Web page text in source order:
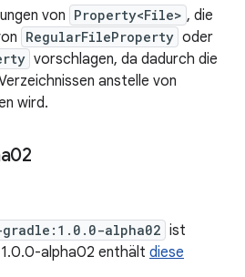
von Property<File> , die
RegularFileProperty oder
vorschlagen, da dadurch die
anstelle von
wird.
alpha02 ist
alpha02 enthält diese